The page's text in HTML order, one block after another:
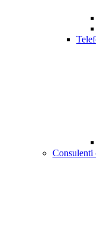
Consulenti